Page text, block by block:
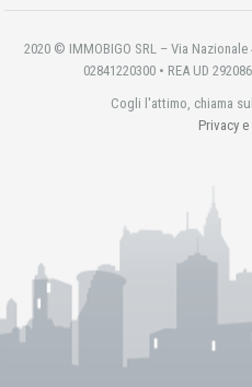
2020 © IMMOBIGO SRL – Via Nazionale
02841220300 • REA UD
Cogli l'attimo, chiama
Privacy